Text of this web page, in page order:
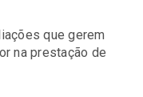
que gerem
na prestação de